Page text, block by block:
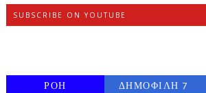
SUBSCRIBE ON YOUTUBE
ΡΟΗ
ΔΗΜΟΦΙΛΗ 7